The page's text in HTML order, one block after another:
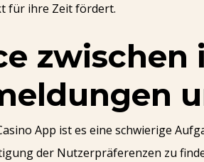
für ihre Zeit fördert.
App ist es eine schwierige
der Nutzerpräferenzen zu